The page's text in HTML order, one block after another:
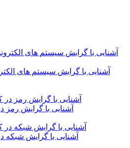
آشنایی با گرایش سیستم های
آشنایی با گرایش
آشنایی با گرایش